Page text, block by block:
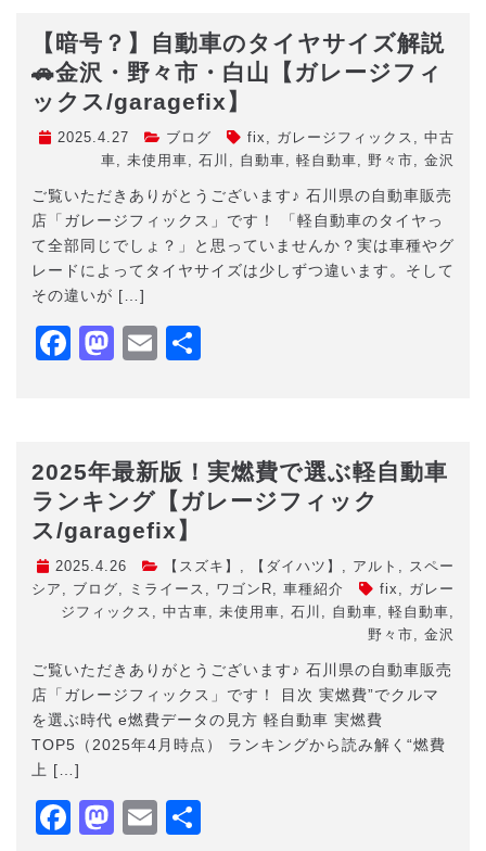
【暗号？】自動車のタイヤサイズ解説
🚗金沢・野々市・白山【ガレージフィ
ックス/garagefix】
2025.4.27 ブログ fix , ガレージフィックス , 中古
車, 未使用車, 石川 , 自動車, 軽自動車, 野々市, 金沢
ご覧いただきありがとうございます♪ 石川県の自動車販売
店「ガレージフィックス」です！ 「軽自動車のタイヤっ
て全部同じでしょ？」と思っていませんか？実は車種やグ
レードによってタイヤサイズは少しずつ違います。そして
その違いが […]
Facebook
Mastodon
Email
2025年最新版！実燃費で選ぶ軽自動車
ランキング【ガレージフィック
ス/garagefix】
2025.4.26 【スズキ】 , 【ダイハツ】 , アルト , スペー
シア , ブログ, ミライース , ワゴンR, 車種紹介 fix , ガレー
ジフィックス , 中古車, 未使用車, 石川 , 自動車, 軽自動車,
野々市, 金沢
ご覧いただきありがとうございます♪ 石川県の自動車販売
店「ガレージフィックス」です！ 目次 実燃費”でクルマ
を選ぶ時代 e燃費データの見方 軽自動車 実燃費
TOP5（2025年4月時点） ランキングから読み解く“燃費
上 […]
Facebook
Mastodon
Email